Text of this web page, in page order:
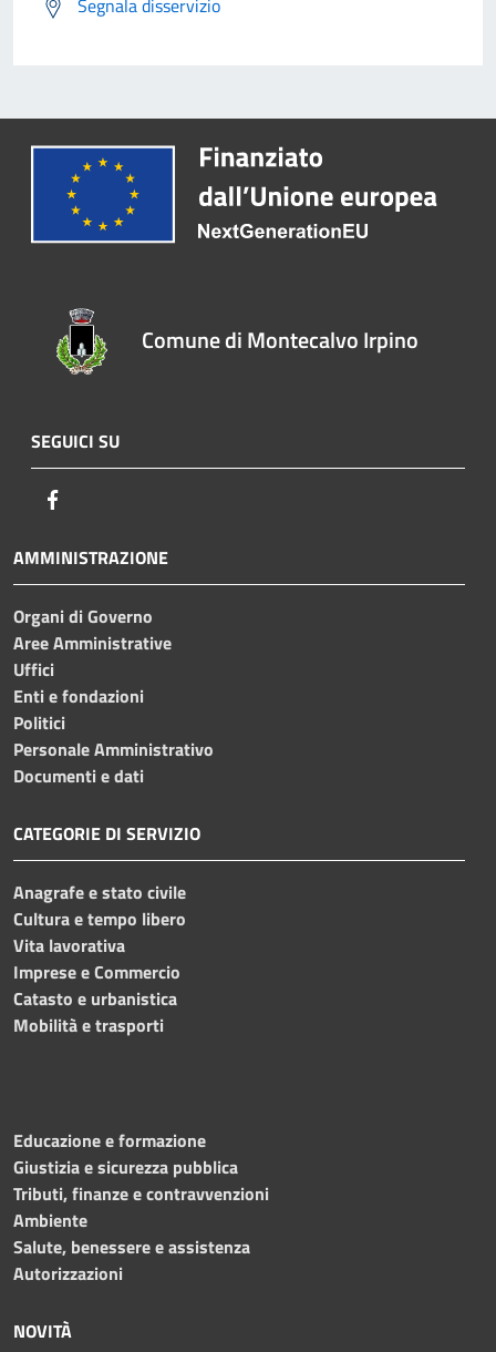
Segnala disservizio
Comune di Montecalvo Irpino
SEGUICI SU
AMMINISTRAZIONE
Organi di Governo
Aree Amministrative
Uffici
Enti e fondazioni
Politici
Personale Amministrativo
Documenti e dati
CATEGORIE DI SERVIZIO
Anagrafe e stato civile
Cultura e tempo libero
Vita lavorativa
Imprese e Commercio
Catasto e urbanistica
Mobilità e trasporti
Educazione e formazione
Giustizia e sicurezza pubblica
Tributi, finanze e contravvenzioni
Ambiente
Salute, benessere e assistenza
Autorizzazioni
NOVITÀ